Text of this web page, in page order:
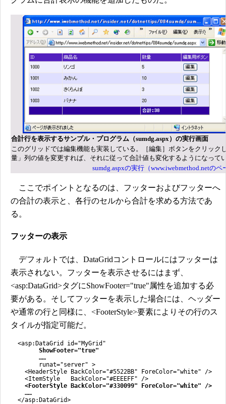
合計行を表示するサンプル・プログラム（sumdg.aspx）の実行画面
このグリッドでは編集機能も実装している。［編集］ボタンをクリック
量」列の値を変更すれば、それに従って合計値も変化するようになって
sumdg.aspxの実行（www.iwebmethod.netのペ
ここでポイントとなるのは、フッターおよびフッターへ
の合計の表示と、各行のセルから合計を求める方法であ
る。
フッターの表示
デフォルトでは、DataGridコントロールにはフッターは
表示されない。フッターを表示させるにはまず、
<asp:DataGrid>タグにShowFooter="true"属性を追加する必
要がある。そしてフッターを表示した場合には、ヘッダー
や通常の行と同様に、<FooterStyle>要素によりその行のス
タイルが指定可能だ。
<asp:DataGrid id="MyGrid"
ShowFooter="true"
……
runat="server" >
<HeaderStyle BackColor="#5522BB" ForeColor="white" />
<ItemStyle BackColor="#EEEEFF" />
<FooterStyle BackColor="#330099" ForeColor="white" />
……
</asp:DataGrid>